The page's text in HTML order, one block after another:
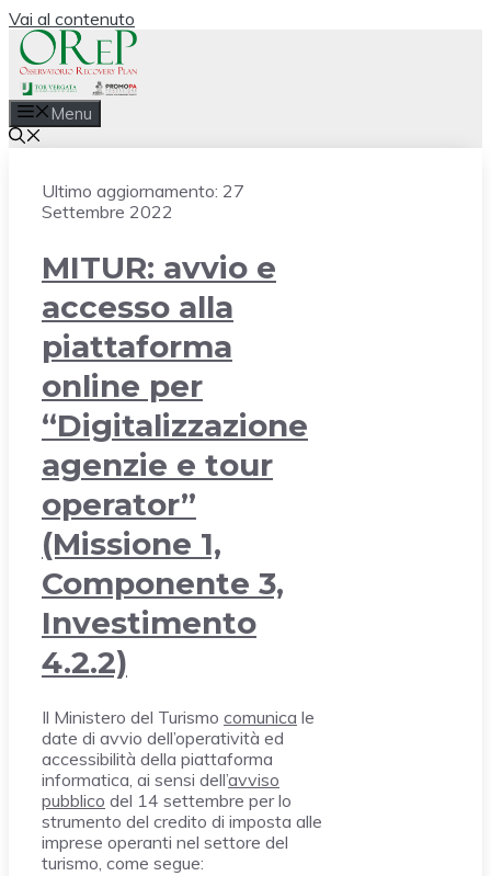
Vai al contenuto
Menu
Ultimo aggiornamento: 27
Settembre 2022
MITUR: avvio e
accesso alla
piattaforma
online per
“Digitalizzazione
agenzie e tour
operator”
(Missione 1,
Componente 3,
Investimento
4.2.2)
Il Ministero del Turismo comunica le
date di avvio dell’operatività ed
accessibilità della piattaforma
informatica, ai sensi dell’avviso
pubblico del 14 settembre per lo
strumento del credito di imposta alle
imprese operanti nel settore del
turismo, come segue: